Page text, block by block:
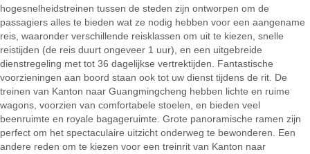
hogesnelheidstreinen tussen de steden zijn ontworpen om de
passagiers alles te bieden wat ze nodig hebben voor een aangename
reis, waaronder verschillende reisklassen om uit te kiezen, snelle
reistijden (de reis duurt ongeveer 1 uur), en een uitgebreide
dienstregeling met tot 36 dagelijkse vertrektijden. Fantastische
voorzieningen aan boord staan ook tot uw dienst tijdens de rit. De
treinen van Kanton naar Guangmingcheng hebben lichte en ruime
wagons, voorzien van comfortabele stoelen, en bieden veel
beenruimte en royale bagageruimte. Grote panoramische ramen zijn
perfect om het spectaculaire uitzicht onderweg te bewonderen. Een
andere reden om te kiezen voor een treinrit van Kanton naar